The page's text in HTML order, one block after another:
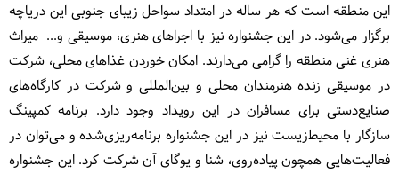
این منطقه است که هر ساله در امتداد سواحل زیبای جنوبی این دریاچه
برگزار می‌شود. در این جشنواره نیز با اجراهای هنری، موسیقی و... میراث
هنری غنی منطقه را گرامی می‌دارند. امکان خوردن غذاهای محلی، شرکت
در موسیقی زنده هنرمندان محلی و بین‌المللی و شرکت در کارگاه‌های
صنایع‌دستی برای مسافران در این رویداد وجود دارد. برنامه کمپینگ
سازگار با محیط‌زیست نیز در این جشنواره برنامه‌ریزی‌شده و می‌توان در
فعالیت‌هایی همچون پیاده‌روی، شنا و یوگای آن شرکت کرد. این جشنواره